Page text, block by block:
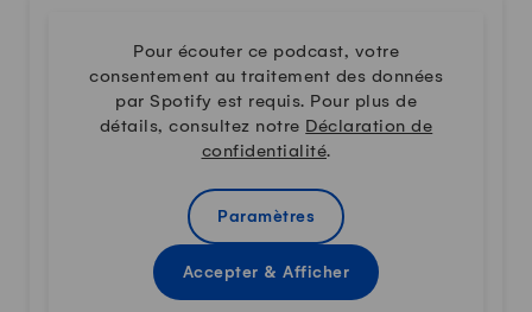
Pour écouter ce podcast, votre
consentement au traitement des données
par Spotify est requis. Pour plus de
détails, consultez notre Déclaration de
confidentialité.
Paramètres
Accepter & Afficher